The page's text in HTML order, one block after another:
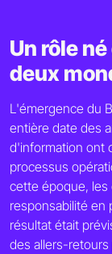
Un rôle
deux
L'émergence du
entière date des
d'information ont
processus
cette époque,
responsabilité en
résultat était
des allers-